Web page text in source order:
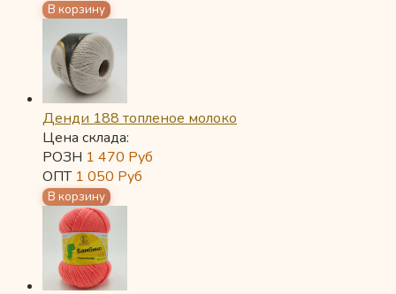
Денди 188 топленое молоко
Цена склада:
РОЗН 1 470 Руб
ОПТ 1 050 Руб